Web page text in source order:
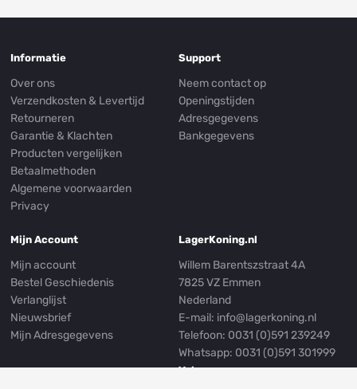
Informatie
Over ons
Verzendkosten & Levertijd
Retourneren
Garantie & Klachten
Producten vergelijken
Betaalmethoden
Algemene voorwaarden
Privacy
Support
Neem contact op
Openingstijden
Adresgegevens
Bankgegevens
Mijn Account
Mijn account
Bestel Geschiedenis
Verlanglijst
Nieuwsbrief
Mijn Adresgegevens
LagerKoning.nl
Willem Barentszstraat 4A
7825 VZ Emmen
Nederland
E-mail: info@lagerkoning.nl
Telefoon: 0031 (0)591 239249
Whatsapp: 0031 (0)591 301999
Volg ons